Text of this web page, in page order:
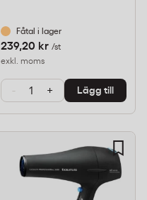
Fåtal i lager
239,20 kr /st
exkl. moms
- + Lägg till